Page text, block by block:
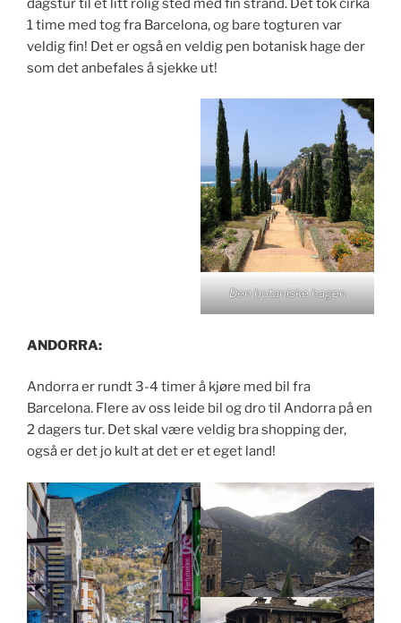
dagstur til et litt rolig sted med fin strand. Det tok cirka
1 time med tog fra Barcelona, og bare togturen var
veldig fin! Det er også en veldig pen botanisk hage der
som det anbefales å sjekke ut!
Den botaniske hagen
ANDORRA:
Andorra er rundt 3-4 timer å kjøre med bil fra
Barcelona. Flere av oss leide bil og dro til Andorra på en
2 dagers tur. Det skal være veldig bra shopping der,
også er det jo kult at det er et eget land!